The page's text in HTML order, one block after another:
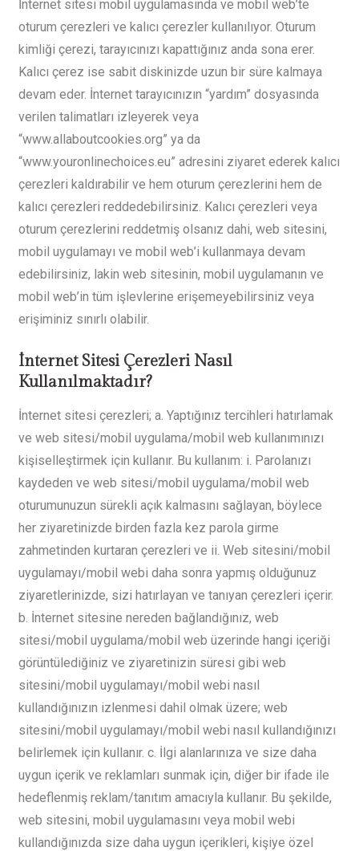
İnternet sitesi mobil uygulamasında ve mobil web’te
oturum çerezleri ve kalıcı çerezler kullanılıyor. Oturum
kimliği çerezi, tarayıcınızı kapattığınız anda sona erer.
Kalıcı çerez ise sabit diskinizde uzun bir süre kalmaya
devam eder. İnternet tarayıcınızın “yardım” dosyasında
verilen talimatları izleyerek veya
“www.allaboutcookies.org” ya da
“www.youronlinechoices.eu” adresini ziyaret ederek kalıcı
çerezleri kaldırabilir ve hem oturum çerezlerini hem de
kalıcı çerezleri reddedebilirsiniz. Kalıcı çerezleri veya
oturum çerezlerini reddetmiş olsanız dahi, web sitesini,
mobil uygulamayı ve mobil web’i kullanmaya devam
edebilirsiniz, lakin web sitesinin, mobil uygulamanın ve
mobil web’in tüm işlevlerine erişemeyebilirsiniz veya
erişiminiz sınırlı olabilir.
İnternet Sitesi Çerezleri Nasıl
Kullanılmaktadır?
İnternet sitesi çerezleri; a. Yaptığınız tercihleri hatırlamak
ve web sitesi/mobil uygulama/mobil web kullanımınızı
kişiselleştirmek için kullanır. Bu kullanım: i. Parolanızı
kaydeden ve web sitesi/mobil uygulama/mobil web
oturumunuzun sürekli açık kalmasını sağlayan, böylece
her ziyaretinizde birden fazla kez parola girme
zahmetinden kurtaran çerezleri ve ii. Web sitesini/mobil
uygulamayı/mobil webi daha sonra yapmış olduğunuz
ziyaretlerinizde, sizi hatırlayan ve tanıyan çerezleri içerir.
b. İnternet sitesine nereden bağlandığınız, web
sitesi/mobil uygulama/mobil web üzerinde hangi içeriği
görüntülediğiniz ve ziyaretinizin süresi gibi web
sitesini/mobil uygulamayı/mobil webi nasıl
kullandığınızın izlenmesi dahil olmak üzere; web
sitesini/mobil uygulamayı/mobil webi nasıl kullandığınızı
belirlemek için kullanır. c. İlgi alanlarınıza ve size daha
uygun içerik ve reklamları sunmak için, diğer bir ifade ile
hedeflenmiş reklam/tanıtım amacıyla kullanır. Bu şekilde,
web sitesini, mobil uygulamasını veya mobil webi
kullandığınızda size daha uygun içerikleri, kişiye özel